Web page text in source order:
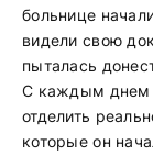
больнице
видели свою
пыталась
С каждым днем
отделить
которые он